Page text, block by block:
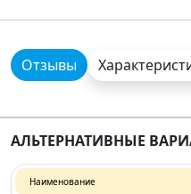
Отзывы
АЛЬТЕРНАТИВНЫЕ
Наименование